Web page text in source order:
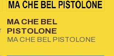
MA CHE BEL
PISTOLONE
MA CHE BEL PISTOLONE